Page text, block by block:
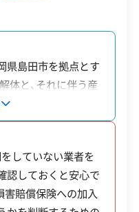
・条件
以上の危険なブ
ク塀等
集運搬業
土木工事業
リフォーム工事業
県島田市を拠点とす
体と、それに伴う産
ています。事業を木
的な戸建て住宅の構
す。住宅が密集した
められる現場の工事
となるでしょう。同
、インターネット上
していない業者を
認しておくと安心で
害賠償保険への加入